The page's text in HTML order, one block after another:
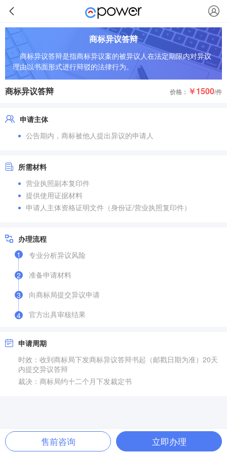
商标异议答辩
商标异议答辩是指商标异议案的被异议人在法定期限内对异议
理由以书面形式进行辩驳的法律行为。
商标异议答辩 价格： ￥1500/件
申请主体
公告期内，商标被他人提出异议的申请人
所需材料
营业执照副本复印件
提供使用证据材料
申请人主体资格证明文件（身份证/营业执照复印件）
办理流程
1
专业分析异议风险
2
准备申请材料
3
向商标局提交异议申请
4 官方出具审核结果
申请周期
时效：收到商标局下发商标异议答辩书起（邮戳日期为准）20天
内提交异议答辩
裁决：商标局约十二个月下发裁定书
售前咨询 立即办理